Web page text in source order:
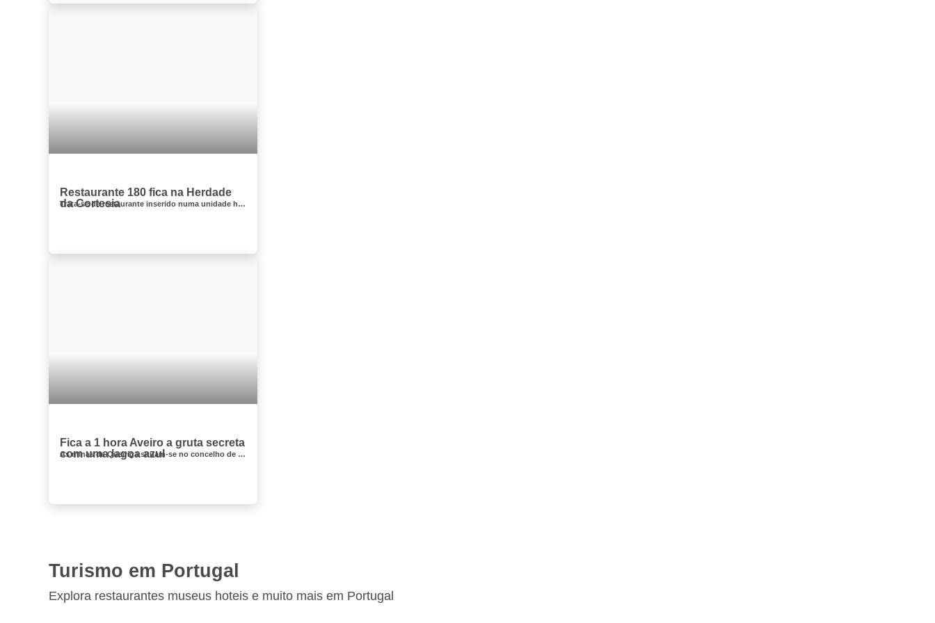
Restaurante 180 fica na Herdade
da Cortesia
Trata-se de restaurante inserido numa unidade hoteleira, com uma frequência de clientela relativamente baixa, sobretudo aos almoços. Tem ...
Fica a 1 hora Aveiro a gruta secreta
com uma lagoa azul
As minas de Queiriga situam-se no concelho de Vila Nova de Paiva e são um autêntico tesouro por descobrir. São desconhecidas pela ...
Turismo em Portugal
Explora restaurantes museus hoteis e muito mais em Portugal